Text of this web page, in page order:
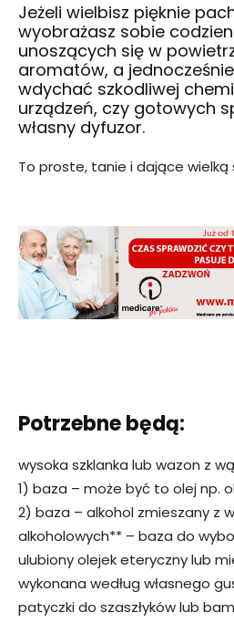
Jeżeli wielbisz pięknie
wyobrażasz sobie
unoszących się w
aromatów, a
wdychać szkodliwej
urządzeń, czy gotowych
własny dyfuzor.
To proste, tanie i dające wielką
Potrzebne będą:
wysoka szklanka lub wazon z
1) baza – może być to olej np.
2) baza – alkohol zmieszany z
alkoholowych** – baza do
ulubiony olejek eteryczny lub
wykonana według własnego
patyczki do szaszłyków lub